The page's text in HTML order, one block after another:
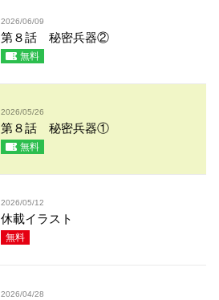
2026/06/09
第８話 秘密兵器②
無料
2026/05/26
第８話 秘密兵器①
無料
2026/05/12
休載イラスト
無料
2026/04/28